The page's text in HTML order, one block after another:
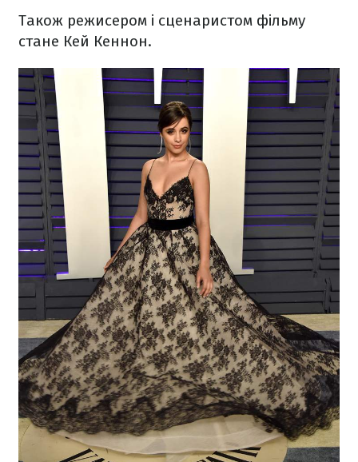
Також режисером і сценаристом фільму
стане Кей Кеннон.